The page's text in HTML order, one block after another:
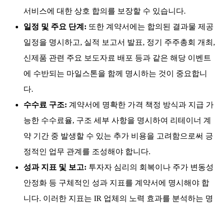
서비스에 대한 상호 합의를 보장할 수 있습니다.
일정 및 주요 단계: 또한 계약서에는 합의된 결과물 제공
일정을 명시하고, 실적 보고서 발표, 정기 주주총회 개최,
신제품 관련 주요 보도자료 배포 등과 같은 해당 이벤트
에 수반되는 마일스톤을 함께 명시하는 것이 중요합니
다.
수수료 구조: 계약서에 명확한 가격 책정 방식과 지급 가
능한 수수료율, 구조 세부 사항을 명시하여 리테이너 계
약 기간 중 발생할 수 있는 추가 비용을 고려함으로써 긍
정적인 업무 관계를 조성해야 합니다.
성과 지표 및 보고: 투자자 심리의 회복이나 주가 변동성
안정화 등 구체적인 성과 지표를 계약서에 명시해야 합
니다. 이러한 지표는 IR 업체의 노력 효과를 분석하는 명